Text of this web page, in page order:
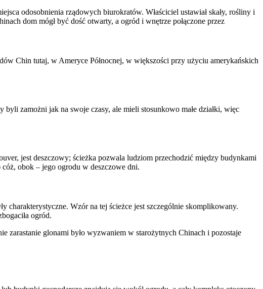
odosobnienia rządowych biurokratów. Właściciel ustawiał skały, rośliny i
dom mógł być dość otwarty, a ogród i wnętrze połączone przez
Chin tutaj, w Ameryce Północnej, w większości przy użyciu amerykańskich
zamożni jak na swoje czasy, ale mieli stosunkowo małe działki, więc
jest deszczowy; ścieżka pozwala ludziom przechodzić między budynkami
obok – jego ogrodu w deszczowe dni.
Wzór na tej ścieżce jest szczególnie skomplikowany.
ogród.
zarastanie glonami było wyzwaniem w starożytnych Chinach i pozostaje